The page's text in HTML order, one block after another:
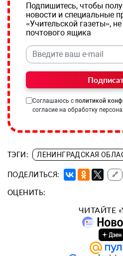
Подпишитесь, чтобы
новости и специальные
«Учительской газеты»,
почтового ящика
Соглашаюсь с политикой
согласие на обработку
ТЭГИ: ЛЕНИНГРАДСКАЯ
ПОДЕЛИТЬСЯ: 🔗
ОЦЕНИТЬ:
ЧИТАЙТЕ